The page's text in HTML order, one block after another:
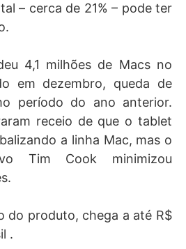
– cerca de 21% – pode ter
4,1 milhões de Macs no
em dezembro, queda de
período do ano anterior.
receio de que o tablet
a linha Mac, mas o
Tim Cook minimizou
do produto, chega a até R$
.